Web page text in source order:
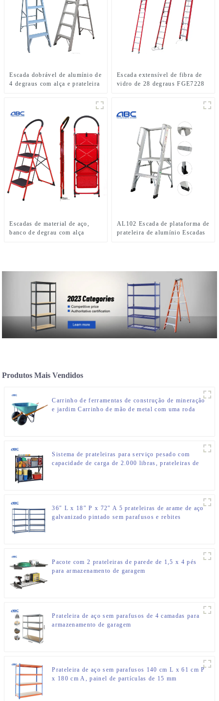
Escada dobrável de alumínio de
4 degraus com alça e prateleira
Escada extensível de fibra de
vidro de 28 degraus FGE7228
Escadas de material de aço,
banco de degrau com alça
AL102 Escada de plataforma de
prateleira de alumínio Escadas
Produtos Mais Vendidos
Carrinho de ferramentas de construção de mineração
e jardim Carrinho de mão de metal com uma roda
Sistema de prateleiras para serviço pesado com
capacidade de carga de 2.000 libras, prateleiras de
36″ L x 18″ P x 72″ A 5 prateleiras de arame de aço
galvanizado pintado sem parafusos e rebites
Pacote com 2 prateleiras de parede de 1,5 x 4 pés
para armazenamento de garagem
Prateleira de aço sem parafusos de 4 camadas para
armazenamento de garagem
Prateleira de aço sem parafusos 140 cm L x 61 cm P
x 180 cm A, painel de partículas de 15 mm